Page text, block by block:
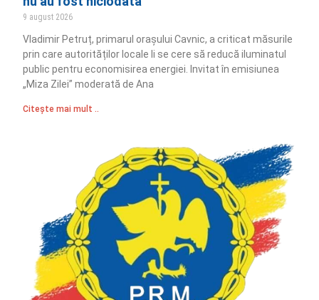
9 august 2026
Vladimir Petruț, primarul orașului Cavnic, a criticat măsurile
prin care autorităților locale li se cere să reducă iluminatul
public pentru economisirea energiei. Invitat în emisiunea
„Miza Zilei” moderată de Ana
Citește mai mult ..